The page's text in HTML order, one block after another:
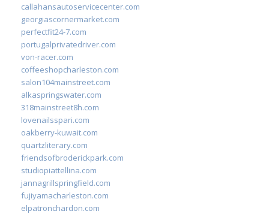
callahansautoservicecenter.com
georgiascornermarket.com
perfectfit24-7.com
portugalprivatedriver.com
von-racer.com
coffeeshopcharleston.com
salon104mainstreet.com
alkaspringswater.com
318mainstreet8h.com
lovenailsspari.com
oakberry-kuwait.com
quartzliterary.com
friendsofbroderickpark.com
studiopiattellina.com
jannagrillspringfield.com
fujiyamacharleston.com
elpatronchardon.com